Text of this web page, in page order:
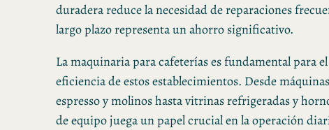
duradera reduce la necesidad de reparaciones
largo plazo representa un ahorro significativo.
La maquinaria para cafeterías es fundamental para
eficiencia de estos establecimientos. Desde
espresso y molinos hasta vitrinas refrigeradas y
de equipo juega un papel crucial en la operación